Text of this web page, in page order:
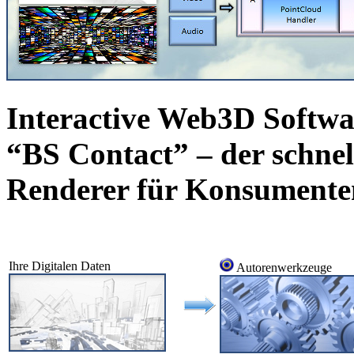
Interactive Web3D
“BS Contact” – der
Renderer für
Ihre Digitalen Daten Autorenwerkzeuge